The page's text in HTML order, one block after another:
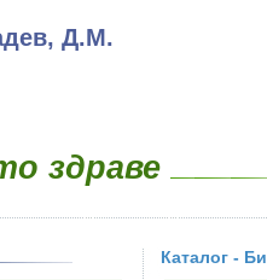
Д.М.
здраве
Каталог -